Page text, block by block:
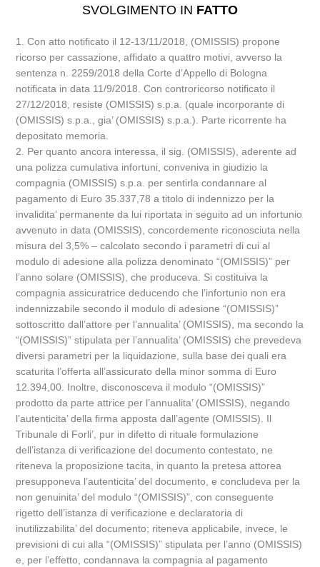
SVOLGIMENTO IN FATTO
1. Con atto notificato il 12-13/11/2018, (OMISSIS) propone
ricorso per cassazione, affidato a quattro motivi, avverso la
sentenza n. 2259/2018 della Corte d’Appello di Bologna
notificata in data 11/9/2018. Con controricorso notificato il
27/12/2018, resiste (OMISSIS) s.p.a. (quale incorporante di
(OMISSIS) s.p.a., gia’ (OMISSIS) s.p.a.). Parte ricorrente ha
depositato memoria.
2. Per quanto ancora interessa, il sig. (OMISSIS), aderente ad
una polizza cumulativa infortuni, conveniva in giudizio la
compagnia (OMISSIS) s.p.a. per sentirla condannare al
pagamento di Euro 35.337,78 a titolo di indennizzo per la
invalidita’ permanente da lui riportata in seguito ad un infortunio
avvenuto in data (OMISSIS), concordemente riconosciuta nella
misura del 3,5% – calcolato secondo i parametri di cui al
modulo di adesione alla polizza denominato “(OMISSIS)” per
l’anno solare (OMISSIS), che produceva. Si costituiva la
compagnia assicuratrice deducendo che l’infortunio non era
indennizzabile secondo il modulo di adesione “(OMISSIS)”
sottoscritto dall’attore per l’annualita’ (OMISSIS), ma secondo la
“(OMISSIS)” stipulata per l’annualita’ (OMISSIS) che prevedeva
diversi parametri per la liquidazione, sulla base dei quali era
scaturita l’offerta all’assicurato della minor somma di Euro
12.394,00. Inoltre, disconosceva il modulo “(OMISSIS)”
prodotto da parte attrice per l’annualita’ (OMISSIS), negando
l’autenticita’ della firma apposta dall’agente (OMISSIS). Il
Tribunale di Forli’, pur in difetto di rituale formulazione
dell’istanza di verificazione del documento contestato, ne
riteneva la proposizione tacita, in quanto la pretesa attorea
presupponeva l’autenticita’ del documento, e concludeva per la
non genuinita’ del modulo “(OMISSIS)”, con conseguente
rigetto dell’istanza di verificazione e declaratoria di
inutilizzabilita’ del documento; riteneva applicabile, invece, le
previsioni di cui alla “(OMISSIS)” stipulata per l’anno (OMISSIS)
e, per l’effetto, condannava la compagnia al pagamento